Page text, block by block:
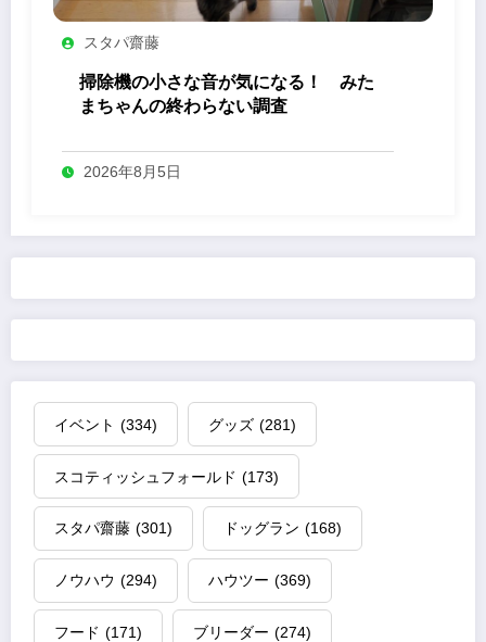
スタパ齋藤
掃除機の小さな音が気になる！ みた
まちゃんの終わらない調査
2026年8月5日
イベント (334) グッズ (281)
スコティッシュフォールド (173)
スタパ齋藤 (301) ドッグラン (168)
ノウハウ (294) ハウツー (369)
フード (171) ブリーダー (274)